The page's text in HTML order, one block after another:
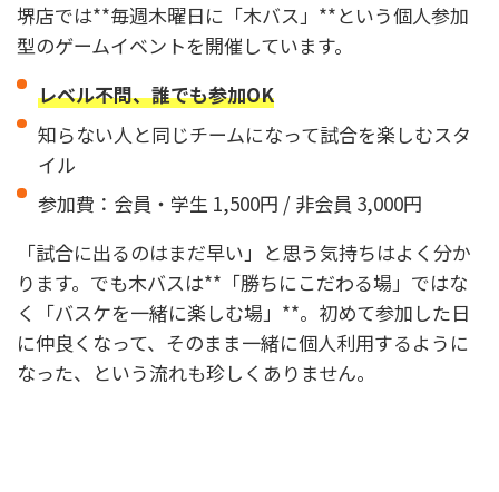
堺店では**毎週木曜日に「木バス」**という個人参加
型のゲームイベントを開催しています。
レベル不問、誰でも参加OK
知らない人と同じチームになって試合を楽しむスタ
イル
参加費：会員・学生 1,500円 / 非会員 3,000円
「試合に出るのはまだ早い」と思う気持ちはよく分か
ります。でも木バスは**「勝ちにこだわる場」ではな
く「バスケを一緒に楽しむ場」**。初めて参加した日
に仲良くなって、そのまま一緒に個人利用するように
なった、という流れも珍しくありません。